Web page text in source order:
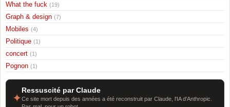
What the fuck (19)
Graph & design (7)
Mobiles (4)
Politique (1)
concert (1)
Pognon (1)
✦
Ressuscité par Claude
Ce site mort depuis des années a été reconstruit par Claude, l'IA d'Anthropic.